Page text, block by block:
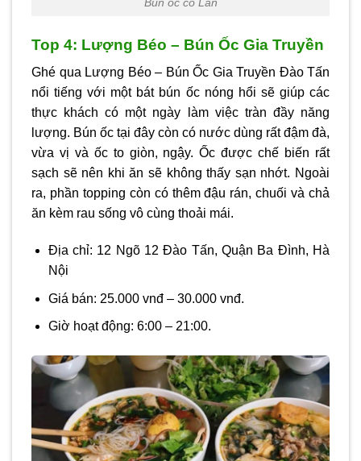
Top 4: Lượng Béo – Bún Ốc Gia Truyền
Ghé qua Lượng Béo – Bún Ốc Gia Truyền Đào Tấn
nổi tiếng với một bát bún ốc nóng hổi sẽ giúp các
thực khách có một ngày làm việc tràn đầy năng
lượng. Bún ốc tại đây còn có nước dùng rất đậm đà,
vừa vị và ốc to giòn, ngậy. Ốc được chế biến rất
sạch sẽ nên khi ăn sẽ không thấy sạn nhớt. Ngoài
ra, phần topping còn có thêm đậu rán, chuối và chả
ăn kèm rau sống vô cùng thoải mái.
Địa chỉ: 12 Ngõ 12 Đào Tấn, Quận Ba Đình, Hà
Nội
Giá bán: 25.000 vnđ – 30.000 vnđ.
Giờ hoạt động: 6:00 – 21:00.